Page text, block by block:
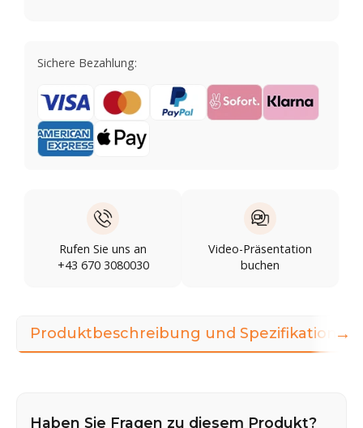
Sichere Bezahlung:
Rufen Sie uns an
+43 670 3080030
Video-Präsentation
buchen
Produktbeschreibung und Spezifikationen
Haben Sie Fragen zu diesem Produkt?
→